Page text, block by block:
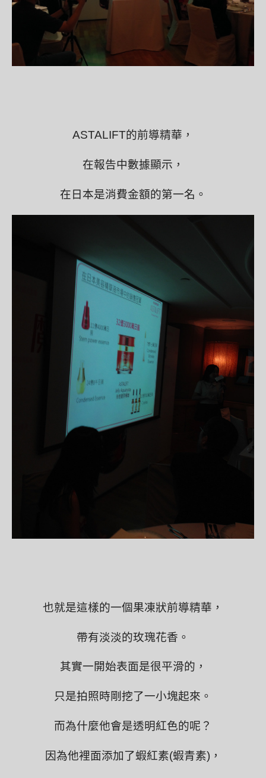
ASTALIFT的前導精華，
在報告中數據顯示，
在日本是消費金額的第一名。
也就是這樣的一個果凍狀前導精華，
帶有淡淡的玫瑰花香。
其實一開始表面是很平滑的，
只是拍照時剛挖了一小塊起來。
而為什麼他會是透明紅色的呢？
因為他裡面添加了蝦紅素(蝦青素)，